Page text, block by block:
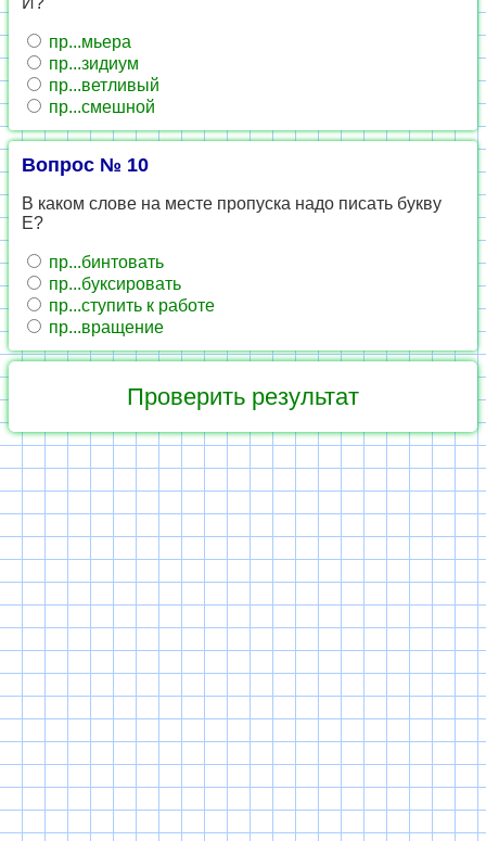
пр...мьера
пр...зидиум
пр...ветливый
пр...смешной
Вопрос № 10
В каком слове на месте пропуска надо писать букву
Е?
пр...бинтовать
пр...буксировать
пр...ступить к работе
пр...вращение